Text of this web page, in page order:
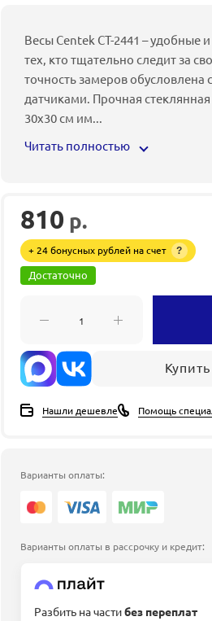
Весы Centek CT-2441 – удобные
тех, кто тщательно следит за
точность замеров обусловлена
датчиками. Прочная
30х30 см им...
Читать полностью
810 р.
+ 24 бонусных рублей на счет ?
Достаточно
Нашли дешевле Помощь
Варианты оплаты:
Варианты оплаты в рассрочку и кредит:
Разбить на частибез переплат